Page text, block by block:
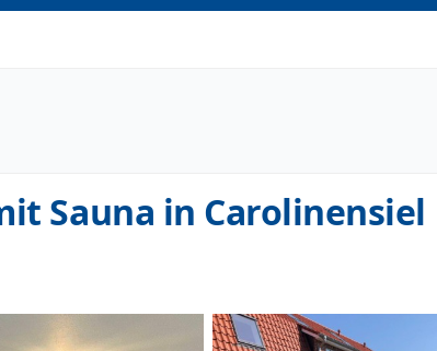
Sauna in Carolinensiel